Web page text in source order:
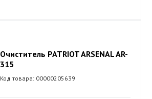
Очиститель PATRIOT ARSENAL AR-
315
Код товара: 00000205639